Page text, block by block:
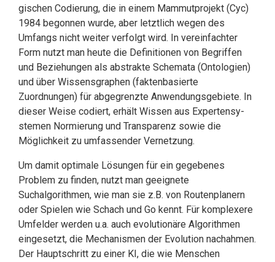
gischen Codierung, die in einem Mammutprojekt (Cyc)
1984 begonnen wurde, aber letztlich wegen des
Umfangs nicht weiter verfolgt wird. In vereinfachter
Form nutzt man heute die Definitionen von Begriffen
und Beziehungen als abstrakte Sche­mata (Ontolo­gien)
und über Wissensgraphen (faktenbasierte
Zuordnungen) für abge­grenzte Anwendungsgebiete. In
dieser Weise codiert, erhält Wissen aus Expertensy­
ste­men Normierung und Tran­sparenz sowie die
Möglichkeit zu umfassender Vernetzung.
Um damit optimale Lösungen für ein gegebenes
Problem zu finden, nutzt man geeig­nete
Suchalgorithmen, wie man sie z.B. von Routenplanern
oder Spielen wie Schach und Go kennt. Für komplexere
Umfelder werden u.a. auch evolutionäre Algorithmen
eingesetzt, die Mechanismen der Evolution nachahmen.
Der Hauptschritt zu einer KI, die wie Menschen